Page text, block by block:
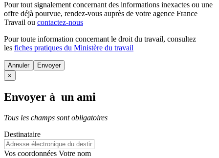
Pour tout signalement concernant des informations inexactes ou une
offre déjà pourvue, rendez-vous auprès de votre agence France
Travail ou contactez-nous
Pour toute information concernant le droit du travail, consultez
les fiches pratiques du Ministère du travail
Annuler
×
Envoyer à un ami
Tous les champs sont obligatoires
Destinataire
Vos coordonnées Votre nom